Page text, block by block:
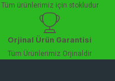
Tüm ürünlerimiz için stokludur
Orjinal Ürün Garantisi
Tüm Ürünlerimiz Orjinaldir